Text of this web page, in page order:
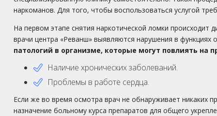
наркоманов. Для того, чтобы воспользоваться услугой
На первом этапе снятия наркотической ломки происходит
врачи центра «Реванш» выявляются нарушения в функциях
патологий в организме, которые могут повлиять на
Наличие хронических заболеваний.
Проблемы в работе сердца.
Если же во время осмотра врач не обнаруживает никаких
назначение больному курса препаратов для общего